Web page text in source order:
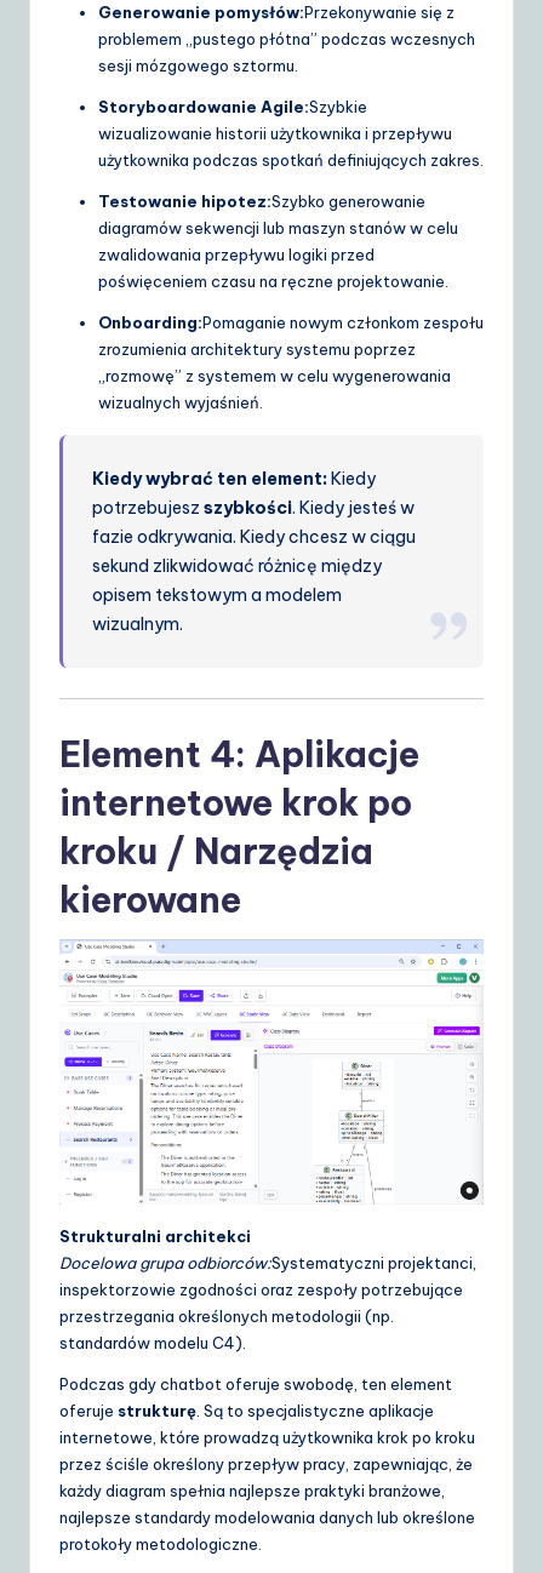
Generowanie pomysłów:Przekonywanie się z
problemem „pustego płótna” podczas wczesnych
sesji mózgowego sztormu.
Storyboardowanie Agile:Szybkie
wizualizowanie historii użytkownika i przepływu
użytkownika podczas spotkań definiujących zakres.
Testowanie hipotez:Szybko generowanie
diagramów sekwencji lub maszyn stanów w celu
zwalidowania przepływu logiki przed
poświęceniem czasu na ręczne projektowanie.
Onboarding:Pomaganie nowym członkom zespołu
zrozumienia architektury systemu poprzez
„rozmowę” z systemem w celu wygenerowania
wizualnych wyjaśnień.
Kiedy wybrać ten element:Kiedy
potrzebujeszszybkości. Kiedy jesteś w
fazie odkrywania. Kiedy chcesz w ciągu
sekund zlikwidować różnicę między
opisem tekstowym a modelem
wizualnym.
Element 4: Aplikacje
internetowe krok po
kroku / Narzędzia
kierowane
Strukturalni architekci
Docelowa grupa odbiorców:Systematyczni projektanci,
inspektorzowie zgodności oraz zespoły potrzebujące
przestrzegania określonych metodologii (np.
standardów modelu C4).
Podczas gdy chatbot oferuje swobodę, ten element
oferuje strukturę . Są to specjalistyczne aplikacje
internetowe, które prowadzą użytkownika krok po kroku
przez ściśle określony przepływ pracy, zapewniając, że
każdy diagram spełnia najlepsze praktyki branżowe,
najlepsze standardy modelowania danych lub określone
protokoły metodologiczne.